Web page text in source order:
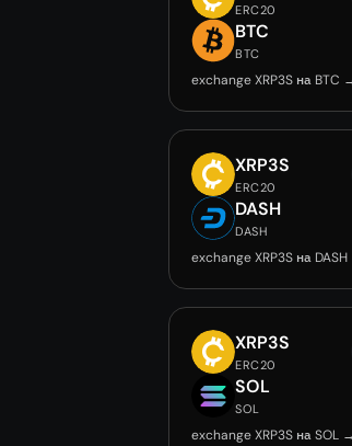
ERC20
BTC
BTC
exchange XRP3S на BTC
XRP3S
ERC20
DASH
DASH
exchange XRP3S на
XRP3S
ERC20
SOL
SOL
exchange XRP3S на SOL →